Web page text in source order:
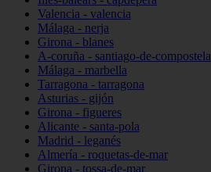
Valencia - valencia
Málaga - nerja
Girona - blanes
A-coruña - santiago-de-compostela
Málaga - marbella
Tarragona - tarragona
Asturias - gijón
Girona - figueres
Alicante - santa-pola
Madrid - leganés
Almería - roquetas-de-mar
Girona - tossa-de-mar